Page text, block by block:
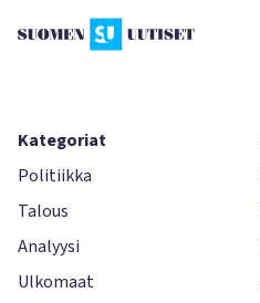
Kategoriat
Politiikka
Talous
Analyysi
Ulkomaat